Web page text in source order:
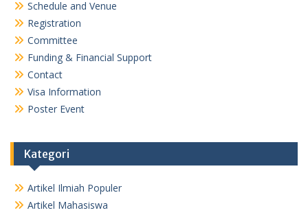
Schedule and Venue
Registration
Committee
Funding & Financial Support
Contact
Visa Information
Poster Event
Kategori
Artikel Ilmiah Populer
Artikel Mahasiswa